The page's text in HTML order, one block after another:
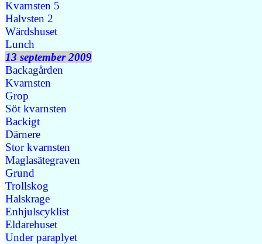
Kvarnsten 5
Halvsten 2
Wärdshuset
Lunch
13 september 2009
Backagården
Kvarnsten
Grop
Söt kvarnsten
Backigt
Därnere
Stor kvarnsten
Maglasätegraven
Grund
Trollskog
Halskrage
Enhjulscyklist
Eldarehuset
Under paraplyet